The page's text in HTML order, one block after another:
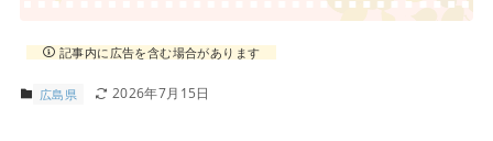
記事内に広告を含む場合があります
広島県 2026年7月15日